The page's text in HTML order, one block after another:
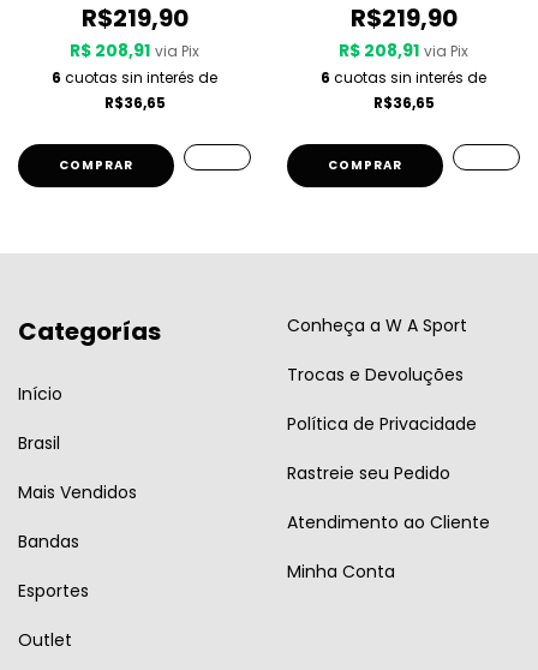
R$219,90
R$ 208,91 via Pix
6 cuotas sin interés de
R$36,65
COMPRAR
R$219,90
R$ 208,91 via Pix
6 cuotas sin interés de
R$36,65
COMPRAR
Categorías
Início
Brasil
Mais Vendidos
Bandas
Esportes
Outlet
Conheça a W A Sport
Trocas e Devoluções
Política de Privacidade
Rastreie seu Pedido
Atendimento ao Cliente
Minha Conta